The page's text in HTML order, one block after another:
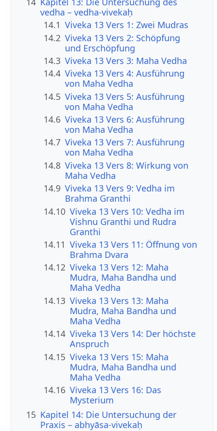
vedha – vedha-vivekaḥ
14.1 Viveka 13 Vers 1: Zwei Mudras
14.2 Viveka 13 Vers 2: Schöpfung
und Erschöpfung
14.3 Viveka 13 Vers 3: Maha Vedha
14.4 Viveka 13 Vers 4: Ausführung
von Maha Vedha
14.5 Viveka 13 Vers 5: Ausführung
von Maha Vedha
14.6 Viveka 13 Vers 6: Ausführung
von Maha Vedha
14.7 Viveka 13 Vers 7: Ausführung
von Maha Vedha
14.8 Viveka 13 Vers 8: Wirkung von
Maha Vedha
14.9 Viveka 13 Vers 9: Vedha im
Brahma Granthi
14.10 Viveka 13 Vers 10: Vedha im
Vishnu Granthi und Rudra
Granthi
14.11 Viveka 13 Vers 11: Öffnung von
Brahma Dvara
14.12 Viveka 13 Vers 12: Maha
Mudra, Maha Bandha und
Maha Vedha
14.13 Viveka 13 Vers 13: Maha
Mudra, Maha Bandha und
Maha Vedha
14.14 Viveka 13 Vers 14: Der höchste
Anspruch
14.15 Viveka 13 Vers 15: Maha
Mudra, Maha Bandha und
Maha Vedha
14.16 Viveka 13 Vers 16: Das
Mysterium
15 Kapitel 14: Die Untersuchung der
Praxis – abhyāsa-vivekaḥ